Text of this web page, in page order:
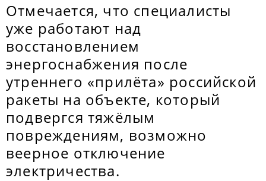
Отмечается, что специалисты
уже работают над
восстановлением
энергоснабжения после
утреннего «прилёта» российской
ракеты на объекте, который
подвергся тяжёлым
повреждениям, возможно
веерное отключение
электричества.